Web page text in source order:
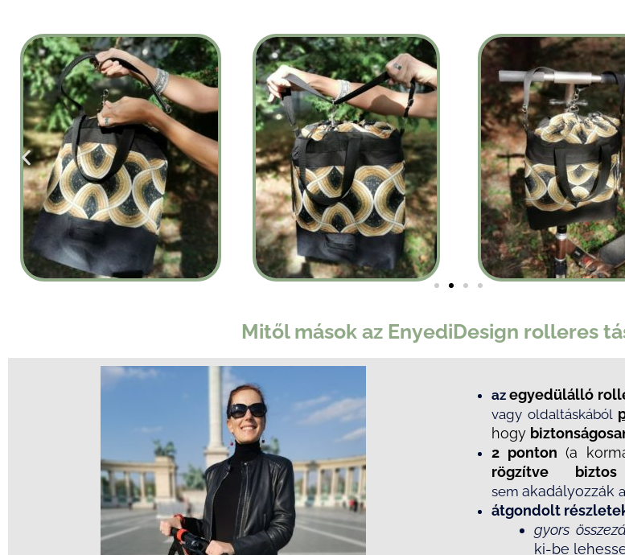
Mitől mások az EnyediDesign rolleres
azegyedülálló
vagy oldaltáskából
hogy
2 ponton(a
rögzítve
sem akadályozzák
átgondolt
gyors
ki-be